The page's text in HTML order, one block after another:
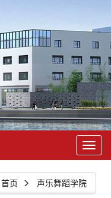
首页 声乐舞蹈学院